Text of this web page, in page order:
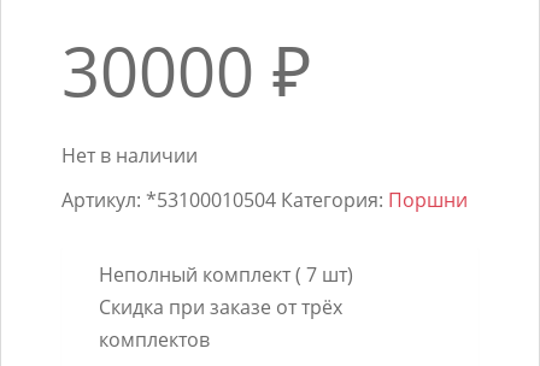
30000 ₽
Нет в наличии
Артикул: *53100010504 Категория: Поршни
Неполный комплект ( 7 шт)
Скидка при заказе от трёх
комплектов